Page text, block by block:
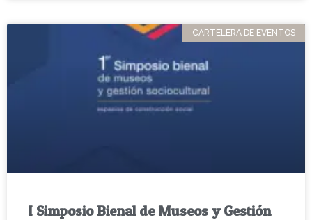
CARTELERA DE EVENTOS
I Simposio Bienal de Museos y Gestión